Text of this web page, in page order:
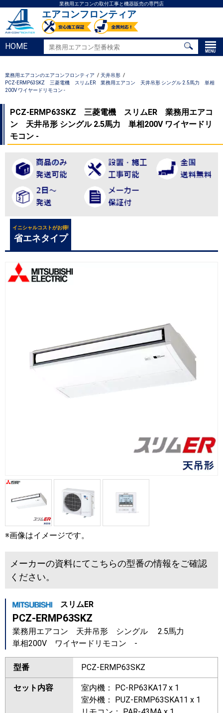
業務用エアコンの取付工事と機器販売の専門店
エアコンフロンティア
HOME
業務用エアコンのエアコンフロンティア
天井吊形
PCZ-ERMP63SKZ 三菱電機 スリムER 業務用エアコン 天井吊形 シングル 2.5馬力 単相
200V ワイヤードリモコン -
PCZ-ERMP63SKZ 三菱電機 スリムER 業務用エアコ
ン 天井吊形 シングル 2.5馬力 単相200V ワイヤードリ
モコン -
イニシャルコストがお得!
省エネタイプ
※画像はイメージです。
メーカーの資料にてこちらの型番の情報をご確認
ください。
スリムER
PCZ-ERMP63SKZ
業務用エアコン 天井吊形 シングル 2.5馬力
単相200V ワイヤードリモコン -
型番 PCZ-ERMP63SKZ
セット内容
室内機： PC-RP63KA17 x 1
室外機： PUZ-ERMP63SKA11 x 1